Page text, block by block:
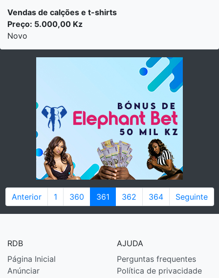
Vendas de calções e t-shirts
Preço: 5.000,00 Kz
Novo
Anterior 1 360 361 362 364 Seguinte
RDB
Página Inicial
Anúnciar
AJUDA
Perguntas frequentes
Política de privacidade